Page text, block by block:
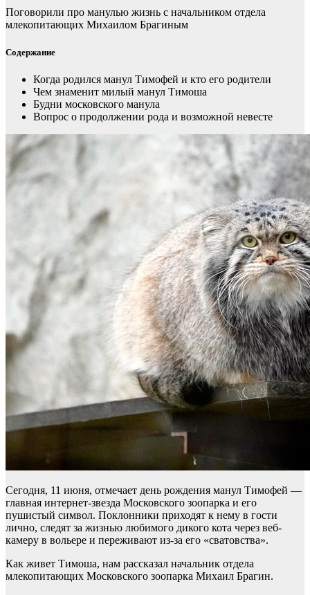
Поговорили про манулью жизнь с начальником отдела
млекопитающих Михаилом Брагиным
Содержание
Когда родился манул Тимофей и кто его родители
Чем знаменит милый манул Тимоша
Будни московского манула
Вопрос о продолжении рода и возможной невесте
Сегодня, 11 июня, отмечает день рождения манул Тимофей —
главная интернет-звезда Московского зоопарка и его
пушистый символ. Поклонники приходят к нему в гости
лично, следят за жизнью любимого дикого кота через веб-
камеру в вольере и переживают из-за его «сватовства».
Как живет Тимоша, нам рассказал начальник отдела
млекопитающих Московского зоопарка Михаил Брагин.